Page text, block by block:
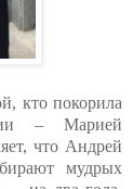
кто покорила
– Марией
что Андрей
мудрых